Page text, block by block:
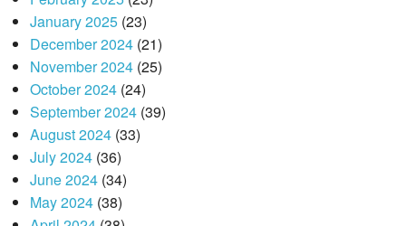
January 2025(23)
December 2024(21)
November 2024(25)
October 2024(24)
September 2024(39)
August 2024(33)
July 2024(36)
June 2024(34)
May 2024(38)